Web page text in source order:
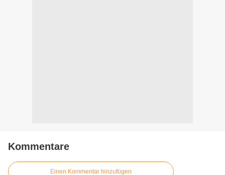
Kommentare
Einen Kommentar hinzufügen